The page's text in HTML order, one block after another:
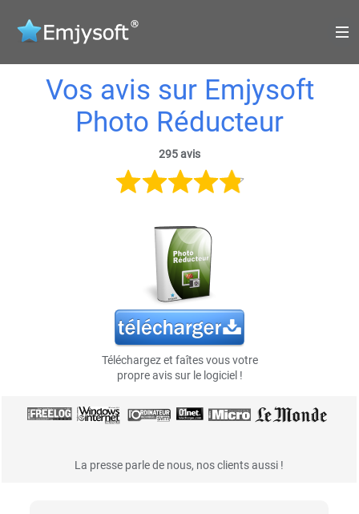
Vos avis sur Emjysoft
Photo Réducteur
295 avis
Téléchargez et faîtes vous votre
propre avis sur le logiciel !
La presse parle de nous, nos clients aussi !